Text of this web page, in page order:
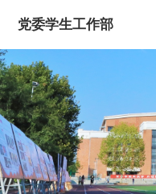
党委学生工作部